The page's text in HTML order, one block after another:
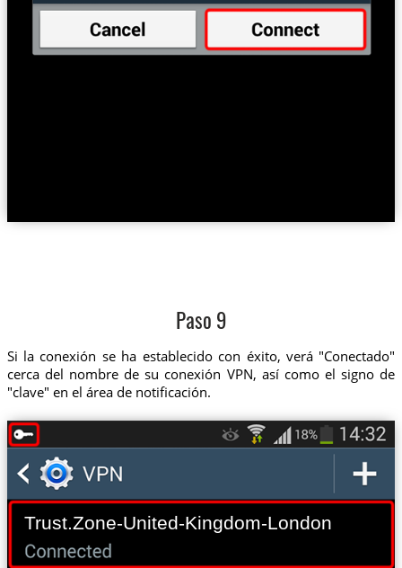
Paso 9
Si la conexión se ha establecido con éxito, verá "Conectado"
cerca del nombre de su conexión VPN, así como el signo de
"clave" en el área de notificación.
Trust.Zone-United-Kingdom-London